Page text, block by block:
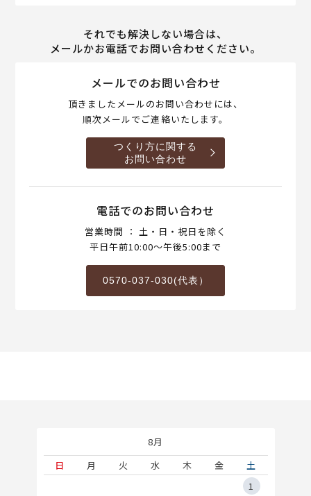
それでも解決しない場合は、
メールかお電話でお問い合わせください。
メールでのお問い合わせ
頂きましたメールのお問い合わせには、
順次メールでご連絡いたします。
つくり方に関する
お問い合わせ
電話でのお問い合わせ
営業時間 ： 土・日・祝日を除く
平日午前10:00～午後5:00まで
0570-037-030(代表）
8月
日
月 火 水 木 金
土
1